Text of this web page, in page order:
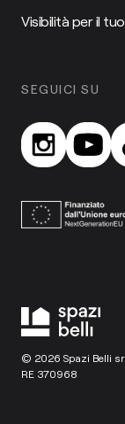
Visibilità per il
SEGUICI SU
© 2026 Spazi Belli
RE 370968